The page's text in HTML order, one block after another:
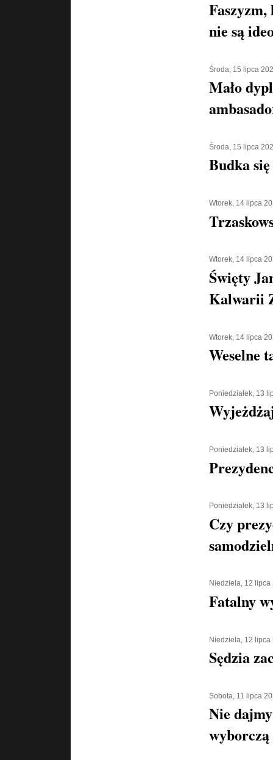
nie są
Środa, 15 lipca
Mało
Środa, 15 lipca
Budka
Wtorek, 14 lipca
Wtorek, 14 lipca
Święty
Kalwarii
Wtorek, 14 lipca
Weselne
Poniedziałek, 13
Poniedziałek, 13
Poniedziałek, 13
Czy
Niedziela, 12 lipca
Fatalny
Niedziela, 12 lipca
Sędzia
Sobota, 11 lipca
Nie
wyborczą